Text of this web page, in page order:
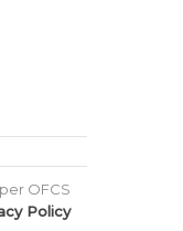
per OFCS
Policy